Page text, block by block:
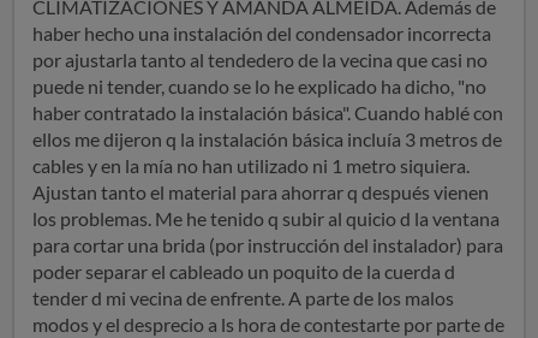
CLIMATIZACIONES Y AMANDA ALMEIDA. Además de
haber hecho una instalación del condensador incorrecta
por ajustarla tanto al tendedero de la vecina que casi no
puede ni tender, cuando se lo he explicado ha dicho, "no
haber contratado la instalación básica". Cuando hablé con
ellos me dijeron q la instalación básica incluía 3 metros de
cables y en la mía no han utilizado ni 1 metro siquiera.
Ajustan tanto el material para ahorrar q después vienen
los problemas. Me he tenido q subir al quicio d la ventana
para cortar una brida (por instrucción del instalador) para
poder separar el cableado un poquito de la cuerda d
tender d mi vecina de enfrente. A parte de los malos
modos y el desprecio a ls hora de contestarte por parte de